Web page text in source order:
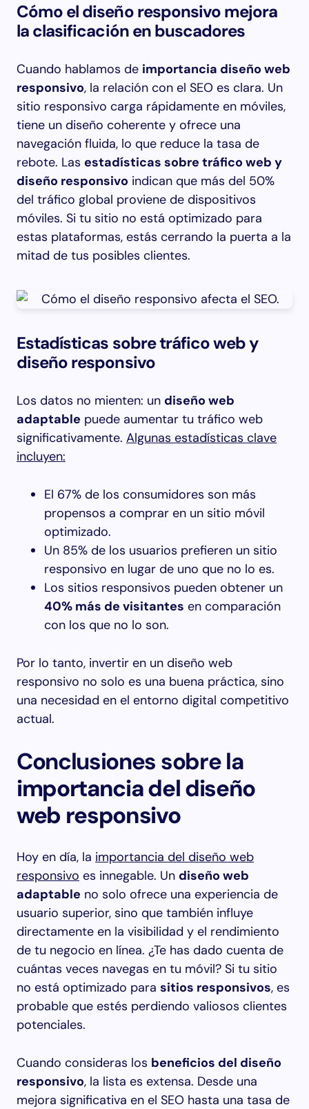
Cómo el diseño responsivo mejora
la clasificación en buscadores
Cuando hablamos de importancia diseño web
responsivo, la relación con el SEO es clara. Un
sitio responsivo carga rápidamente en móviles,
tiene un diseño coherente y ofrece una
navegación fluida, lo que reduce la tasa de
rebote. Las estadísticas sobre tráfico web y
diseño responsivo indican que más del 50%
del tráfico global proviene de dispositivos
móviles. Si tu sitio no está optimizado para
estas plataformas, estás cerrando la puerta a la
mitad de tus posibles clientes.
Estadísticas sobre tráfico web y
diseño responsivo
Los datos no mienten: un diseño web
adaptable puede aumentar tu tráfico web
significativamente. Algunas estadísticas clave
incluyen:
El 67% de los consumidores son más
propensos a comprar en un sitio móvil
optimizado.
Un 85% de los usuarios prefieren un sitio
responsivo en lugar de uno que no lo es.
Los sitios responsivos pueden obtener un
40% más de visitantes en comparación
con los que no lo son.
Por lo tanto, invertir en un diseño web
responsivo no solo es una buena práctica, sino
una necesidad en el entorno digital competitivo
actual.
Conclusiones sobre la
importancia del diseño
web responsivo
Hoy en día, la importancia del diseño web
responsivo es innegable. Un diseño web
adaptable no solo ofrece una experiencia de
usuario superior, sino que también influye
directamente en la visibilidad y el rendimiento
de tu negocio en línea. ¿Te has dado cuenta de
cuántas veces navegas en tu móvil? Si tu sitio
no está optimizado para sitios responsivos, es
probable que estés perdiendo valiosos clientes
potenciales.
Cuando consideras los beneficios del diseño
responsivo, la lista es extensa. Desde una
mejora significativa en el SEO hasta una tasa de